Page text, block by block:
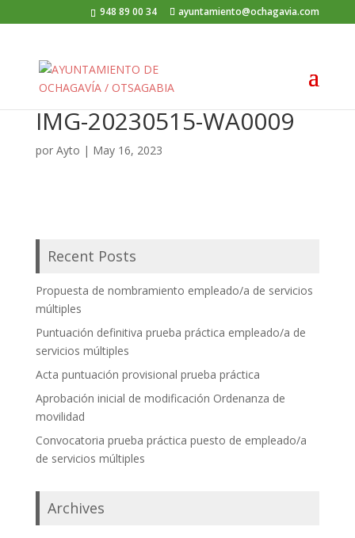
948 89 00 34 ayuntamiento@ochagavia.com
IMG-20230515-WA0009
por Ayto | May 16, 2023
Recent Posts
Propuesta de nombramiento empleado/a de servicios
múltiples
Puntuación definitiva prueba práctica empleado/a de
servicios múltiples
Acta puntuación provisional prueba práctica
Aprobación inicial de modificación Ordenanza de
movilidad
Convocatoria prueba práctica puesto de empleado/a
de servicios múltiples
Archives